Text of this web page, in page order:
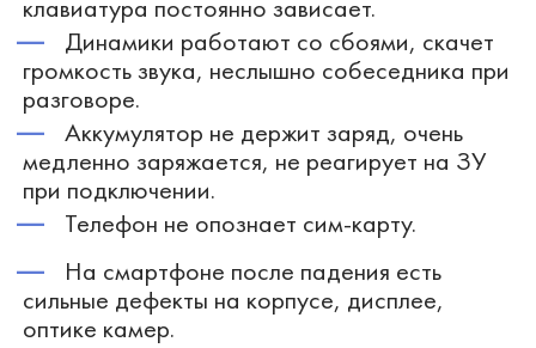
клавиатура постоянно зависает.
Динамики работают со сбоями, скачет
громкость звука, неслышно собеседника при
разговоре.
Аккумулятор не держит заряд, очень
медленно заряжается, не реагирует на ЗУ
при подключении.
Телефон не опознает сим-карту.
На смартфоне после падения есть
сильные дефекты на корпусе, дисплее,
оптике камер.